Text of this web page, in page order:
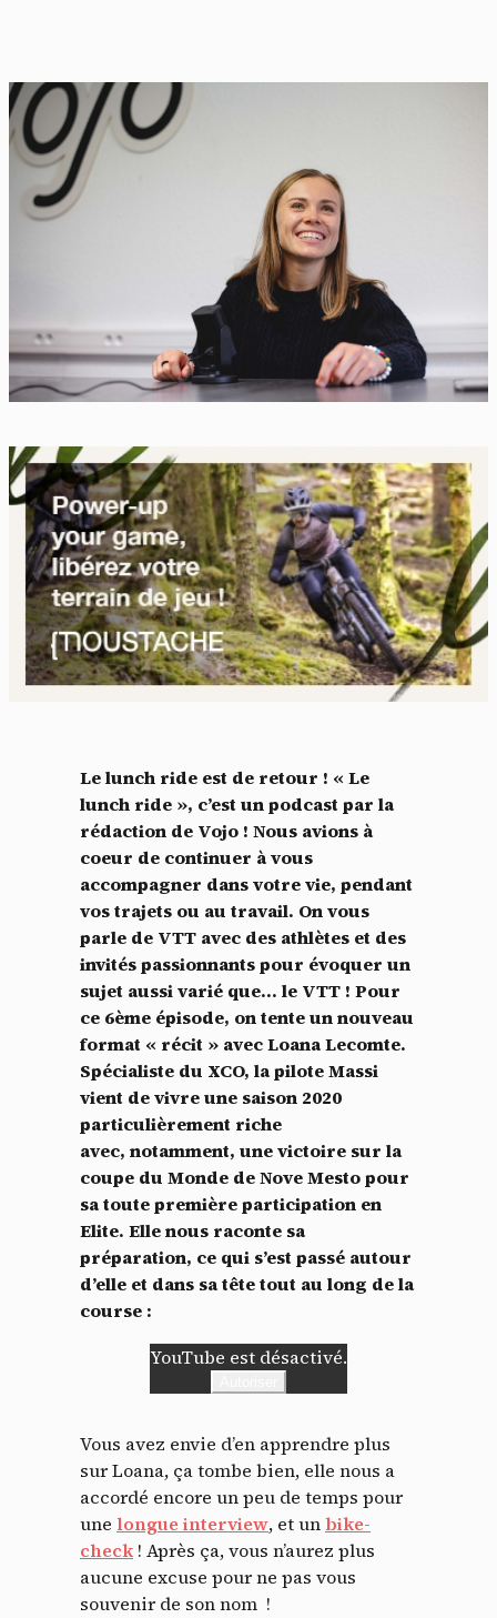
Le lunch ride est de retour ! « Le
lunch ride », c’est un podcast par la
rédaction de Vojo ! Nous avions à
coeur de continuer à vous
accompagner dans votre vie, pendant
vos trajets ou au travail. On vous
parle de VTT avec des athlètes et des
invités passionnants pour évoquer un
sujet aussi varié que… le VTT ! Pour
ce 6ème épisode, on tente un nouveau
format « récit » avec Loana Lecomte.
Spécialiste du XCO, la pilote Massi
vient de vivre une saison 2020
particulièrement riche
avec, notamment, une victoire sur la
coupe du Monde de Nove Mesto pour
sa toute première participation en
Elite. Elle nous raconte sa
préparation, ce qui s’est passé autour
d’elle et dans sa tête tout au long de la
course :
YouTube est désactivé.
Vous avez envie d’en apprendre plus
sur Loana, ça tombe bien, elle nous a
accordé encore un peu de temps pour
une longue interview, et unbike-
check ! Après ça, vous n’aurez plus
aucune excuse pour ne pas vous
souvenir de son nom !